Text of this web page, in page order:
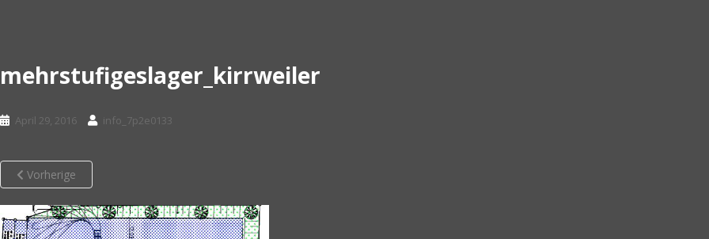
mehrstufigeslager_kirrweiler
April 29, 2016 info_7p2e0133
Vorherige